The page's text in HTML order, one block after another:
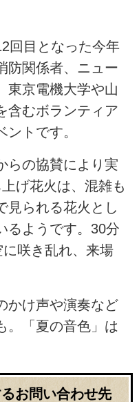
回目となった今年
防関係者、ニュー
東京電機大学や山
含むボランティア
トです。
らの協賛により実
げ花火は、混雑も
見られる花火とし
るようです。30分
咲き乱れ、来場
かけ声や演奏など
。「夏の音色」は
お問い合わせ先